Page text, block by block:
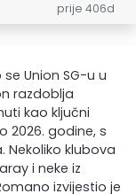
prije 406d
Union SG-u u
razdoblja
kao ključni
2026. godine, s
Nekoliko klubova
i neke iz
izvijestio je